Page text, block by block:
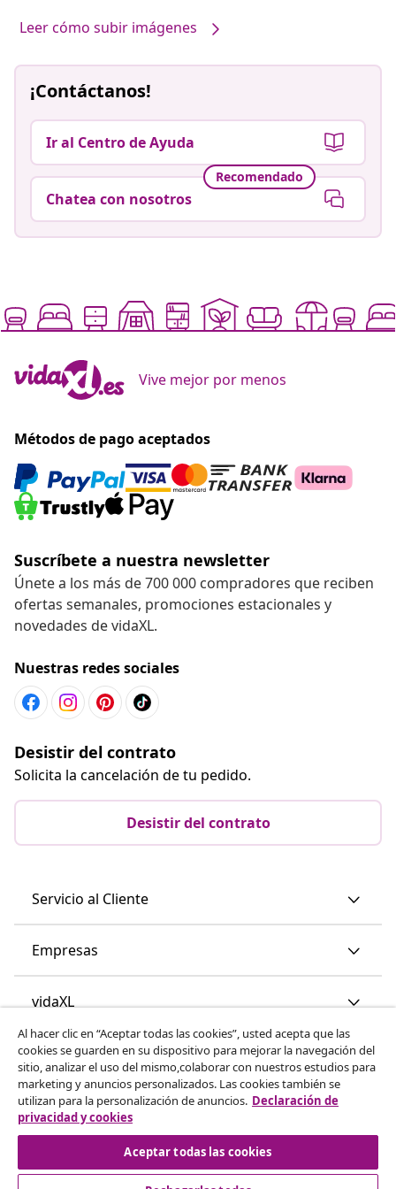
Leer cómo subir imágenes
¡Contáctanos!
Ir al Centro de Ayuda
Recomendado
Chatea con nosotros
Vive mejor por menos
Métodos de pago aceptados
Suscríbete a nuestra newsletter
Únete a los más de 700 000 compradores que reciben
ofertas semanales, promociones estacionales y
novedades de vidaXL.
Nuestras redes sociales
Desistir del contrato
Solicita la cancelación de tu pedido.
Desistir del contrato
Servicio al Cliente
Empresas
vidaXL
Descubre mas
Al hacer clic en “Aceptar todas las cookies”, usted acepta que las
cookies se guarden en su dispositivo para mejorar la navegación del
sitio, analizar el uso del mismo,colaborar con nuestros estudios para
marketing y anuncios personalizados. Las cookies también se
utilizan para la personalización de anuncios. Declaración de
privacidad y cookies
Aceptar todas las cookies